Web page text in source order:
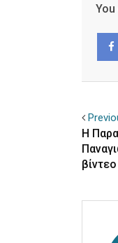
Η
βίντεο